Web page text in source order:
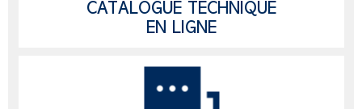
CATALOGUE TECHNIQUE
EN LIGNE